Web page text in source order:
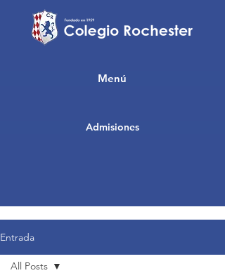
Admisiones
Menú
Entrada
All Posts